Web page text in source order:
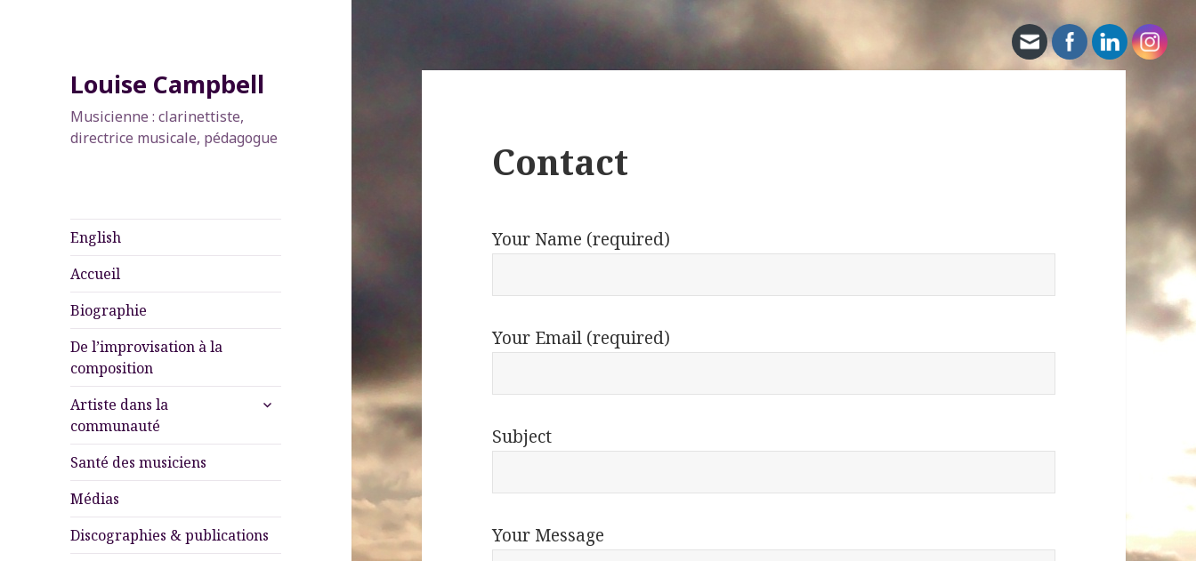
Louise Campbell
Musicienne : clarinettiste,
directrice musicale, pédagogue
English
Accueil
Biographie
De l’improvisation à la
composition
Artiste dans la
communauté
ouvrir
Santé des musiciens
Médias
Discographies & publications
Contact
Your Name (required)
Your Email (required)
Subject
Your Message